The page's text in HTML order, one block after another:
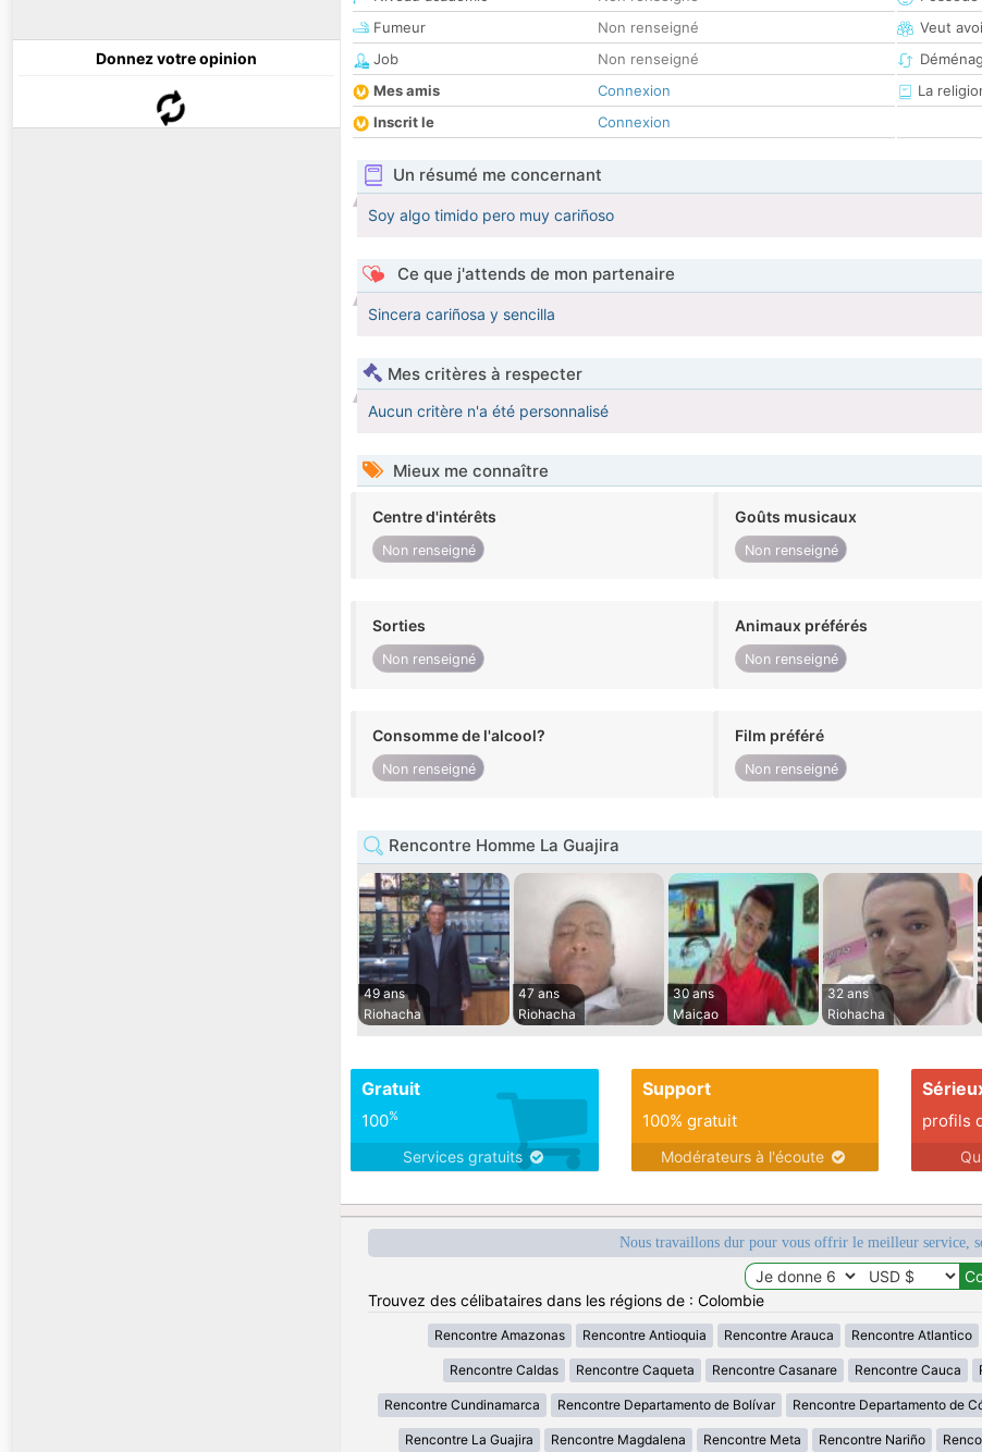
Donnez votre opinion
Fumeur
Non renseigné
Job
Non renseigné
Mes amis
Connexion
Inscrit le
Connexion
Veut
La
Un résumé me concernant
Soy algo timido pero muy cariñoso
Ce que j'attends de mon partenaire
Sincera cariñosa y sencilla
Mes critères à respecter
Aucun critère n'a été personnalisé
Mieux me connaître
Centre d'intérêts
Non renseigné
Goûts musicaux
Non renseigné
Sorties
Non renseigné
Animaux préférés
Non renseigné
Consomme de l'alcool?
Non renseigné
Film préféré
Non renseigné
Rencontre Homme La Guajira
49 ans
Riohacha
47 ans
Riohacha
30 ans
Maicao
32 ans
Riohacha
Gratuit
100%
Services gratuits
Support
100% gratuit
Modérateurs à l'écoute
profils
Nous travaillons dur pour vous offrir le meilleur service,
Trouvez des célibataires dans les régions de : Colombie
Rencontre Amazonas Rencontre Antioquia Rencontre Arauca Rencontre Atlantico
Rencontre Caldas Rencontre Caqueta Rencontre Casanare Rencontre Cauca
Rencontre Cundinamarca Rencontre Departamento de Bolívar Rencontre Departamento de
Rencontre La Guajira Rencontre Magdalena Rencontre Meta Rencontre Nariño